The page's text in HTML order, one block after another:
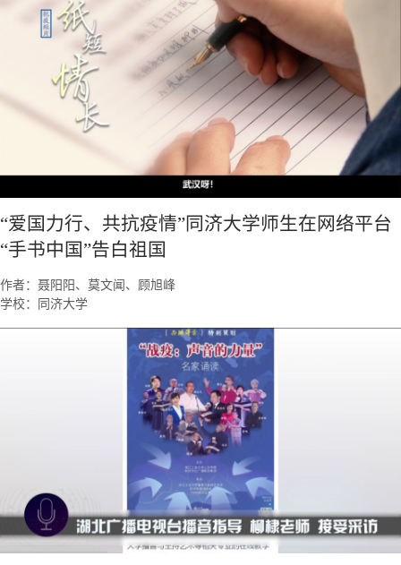
“爱国力行、共抗疫情”同济大学师生在网络平台
“手书中国”告白祖国
作者：聂阳阳、莫文闻、顾旭峰
学校：同济大学